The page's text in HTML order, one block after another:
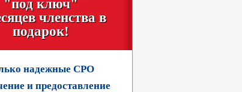
"под ключ"
членства в
подарок!
надежные СРО
и предоставление